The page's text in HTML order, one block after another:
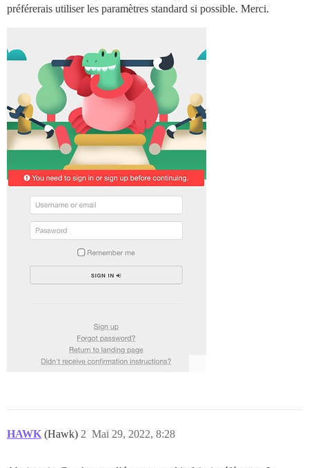
préférerais utiliser les paramètres standard si possible. Merci.
HAWK (Hawk) Mai 29, 2022, 8:28
2